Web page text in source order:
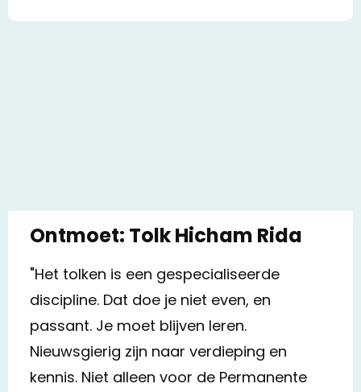
Ontmoet: Tolk Hicham Rida
"Het tolken is een gespecialiseerde
discipline. Dat doe je niet even, en
passant. Je moet blijven leren.
Nieuwsgierig zijn naar verdieping en
kennis. Niet alleen voor de Permanente